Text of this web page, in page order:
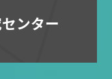
ンター